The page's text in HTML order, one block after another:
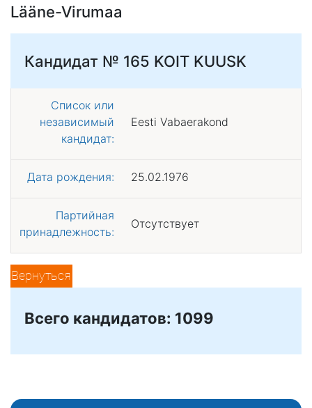
Lääne-Virumaa
Кандидат № 165 KOIT KUUSK
Список или
независимый
кандидат:
Eesti Vabaerakond
Дата рождения: 25.02.1976
Партийная
принадлежность:
Отсутствует
Вернуться
Всего кандидатов: 1099